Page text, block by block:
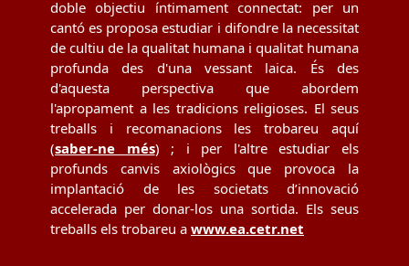
doble objectiu íntimament connectat: per un
cantó es proposa estudiar i difondre la necessitat
de cultiu de la qualitat humana i qualitat humana
profunda des d'una vessant laica. És des
d'aquesta perspectiva que abordem
l'apropament a les tradicions religioses. El seus
treballs i recomanacions les trobareu aquí
(saber-ne més) ; i per l'altre estudiar els
profunds canvis axiològics que provoca la
implantació de les societats d’innovació
accelerada per donar-los una sortida. Els seus
treballs els trobareu a www.ea.cetr.net